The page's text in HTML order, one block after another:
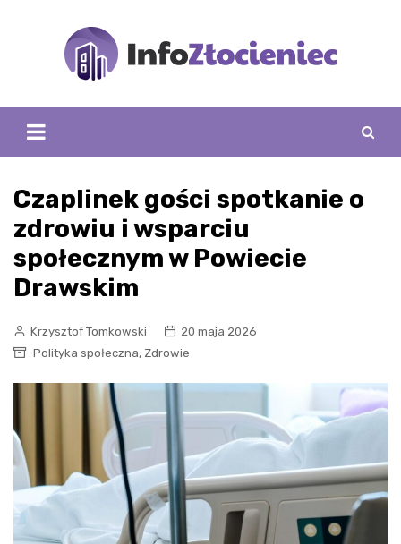
Czaplinek gości spotkanie o
zdrowiu i wsparciu
społecznym w Powiecie
Drawskim
Krzysztof Tomkowski
20 maja 2026
Polityka społeczna, Zdrowie